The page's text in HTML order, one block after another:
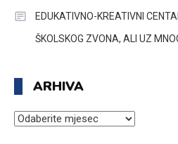
EDUKATIVNO-KREATIVNI
ŠKOLSKOG ZVONA, ALI UZ
ARHIVA
ARHIVA